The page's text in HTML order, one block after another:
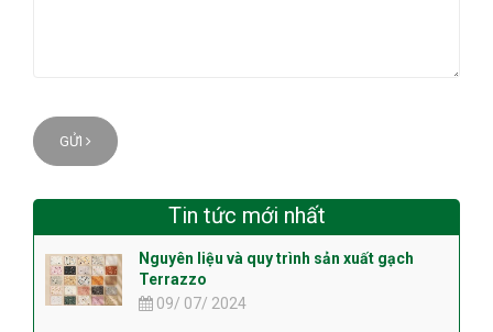
GỬI
Tin tức mới nhất
Nguyên liệu và quy trình sản xuất gạch
Terrazzo
09/ 07/ 2024